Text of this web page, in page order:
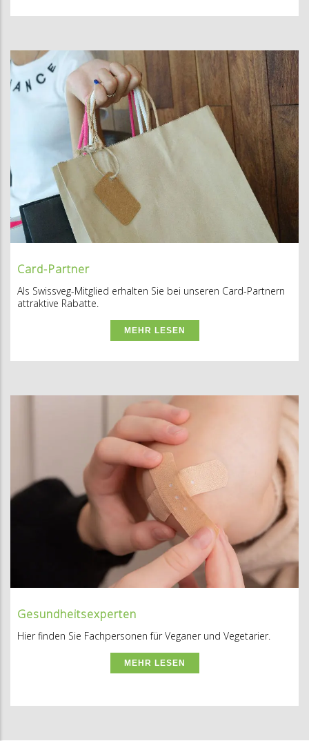
Card-Partner
Als Swissveg-Mitglied erhalten Sie bei unseren Card-Partnern
attraktive Rabatte.
MEHR LESEN
Gesundheitsexperten
Hier finden Sie Fachpersonen für Veganer und Vegetarier.
MEHR LESEN